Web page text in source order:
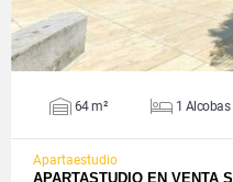
64 m² 1 Alcobas
Apartaestudio
APARTASTUDIO EN VENTA